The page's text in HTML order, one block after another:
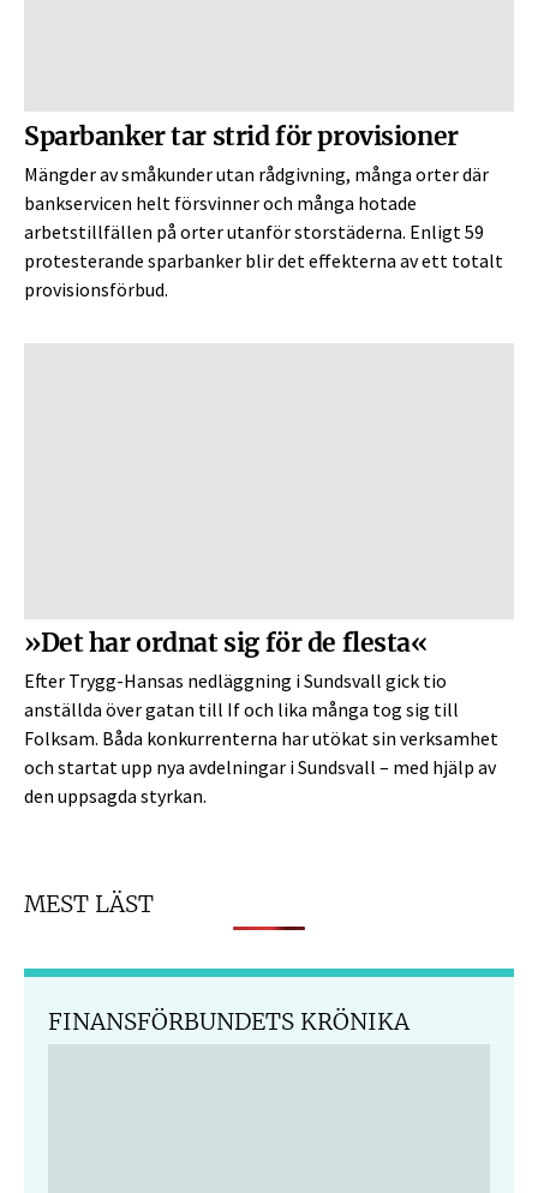
Sparbanker tar strid för provisioner
Mängder av småkunder utan rådgivning, många orter där
bankservicen helt försvinner och många hotade
arbetstillfällen på orter utanför storstäderna. Enligt 59
protesterande sparbanker blir det effekterna av ett totalt
provisionsförbud.
»Det har ordnat sig för de flesta«
Efter Trygg-Hansas nedläggning i Sundsvall gick tio
anställda över gatan till If och lika många tog sig till
Folksam. Båda konkurrenterna har utökat sin verksamhet
och startat upp nya avdelningar i Sundsvall – med hjälp av
den uppsagda styrkan.
MEST LÄST
FINANSFÖRBUNDETS KRÖNIKA